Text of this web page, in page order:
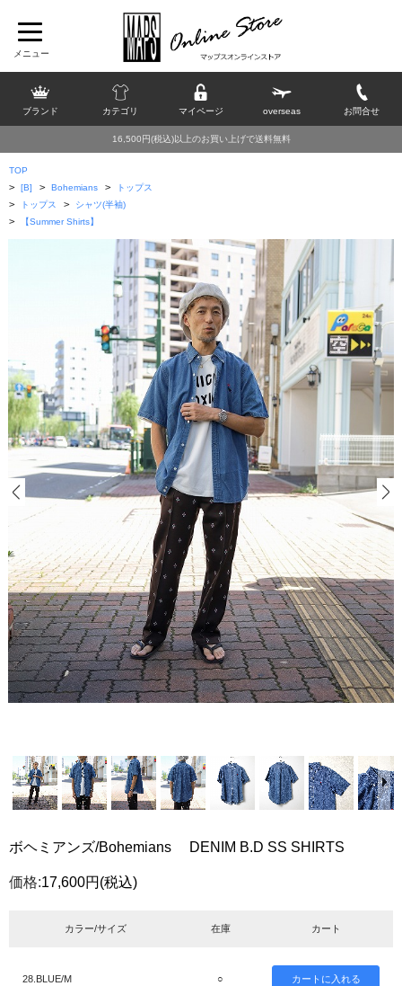
ブランド カテゴリ マイページ overseas お問合せ
16,500円(税込)以上のお買い上げで送料無料
TOP
> [B] > Bohemians > トップス
> トップス > シャツ(半袖)
> 【Summer Shirts】
ボヘミアンズ/Bohemians DENIM B.D SS SHIRTS
価格:17,600円 (税込)
カラー/サイズ 在庫 カート
28.BLUE/M ○